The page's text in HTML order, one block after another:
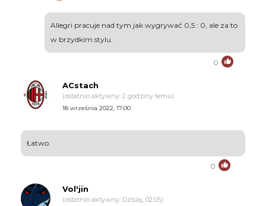
Allegri pracuje nad tym jak wygrywać 0,5 : 0, ale za to
w brzydkim stylu.
0
ACstach
(ostatnio aktywny: 2 godziny temu)
18 września 2022, 17:00
Łatwo.
0
Vol'jin
(ostatnio aktywny: Dzisiaj, 02:05)